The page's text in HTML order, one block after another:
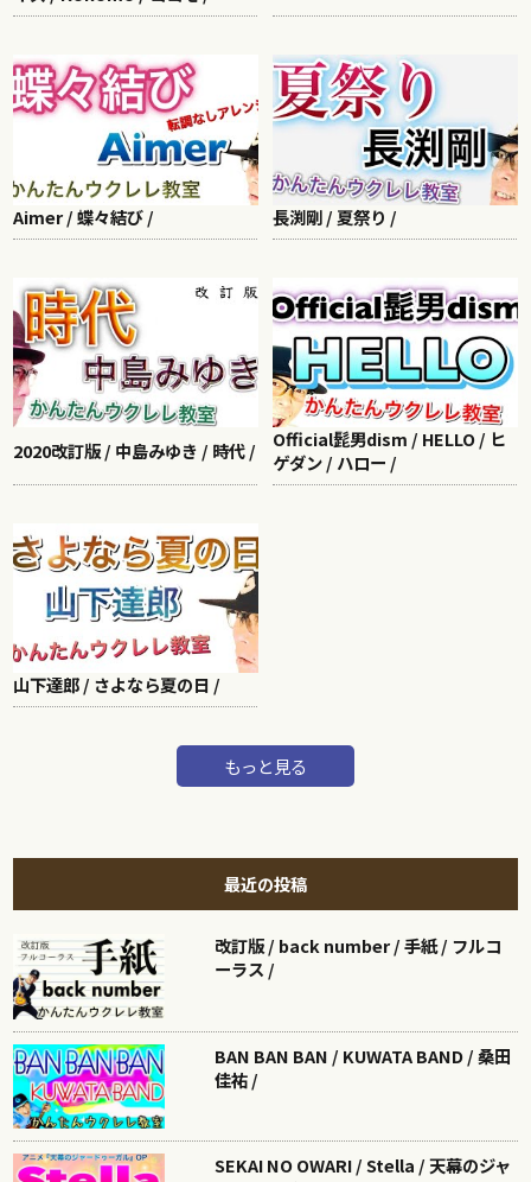
Aimer / 蝶々結び / 長渕剛 / 夏祭り /
2020改訂版 / 中島みゆき / 時代 /
Official髭男dism / HELLO / ヒ
ゲダン / ハロー /
山下達郎 / さよなら夏の日 /
もっと見る
最近の投稿
改訂版 / back number / 手紙 / フルコ
ーラス /
BAN BAN BAN / KUWATA BAND / 桑田
佳祐 /
SEKAI NO OWARI / Stella / 天幕のジャ